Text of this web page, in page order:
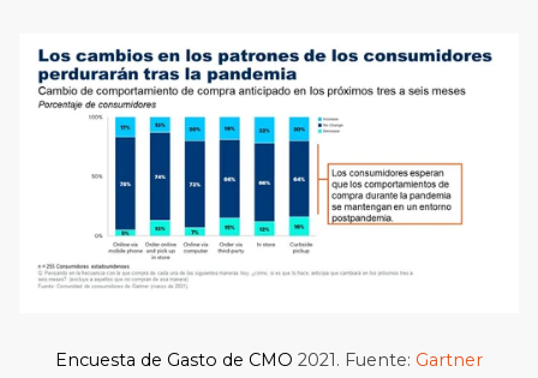
Encuesta de Gasto de CMO 2021. Fuente: Gartner